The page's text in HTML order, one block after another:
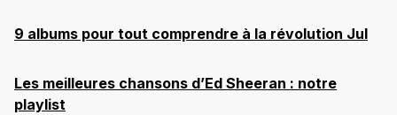
9 albums pour tout comprendre à la révolution Jul
Les meilleures chansons d’Ed Sheeran : notre
playlist